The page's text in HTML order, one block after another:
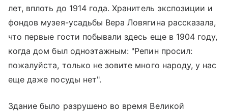
лет, вплоть до 1914 года. Хранитель экспозиции и
фондов музея-усадьбы Вера Ловягина рассказала,
что первые гости побывали здесь еще в 1904 году,
когда дом был одноэтажным: "Репин просил:
пожалуйста, только не зовите много народу, у нас
еще даже посуды нет".
Здание было разрушено во время Великой